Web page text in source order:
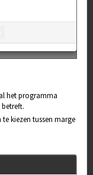
het programma
kiezen tussen marge